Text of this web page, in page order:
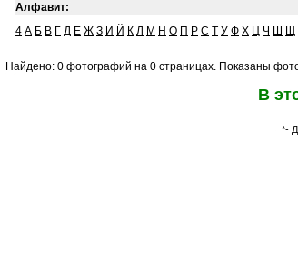
Алфавит:
4 А Б В Г Д Е Ж З И Й К Л М Н О П Р С Т У Ф Х Ц Ч Ш Щ
Найдено: 0 фотографий на 0 страницах. Показаны
В
*-